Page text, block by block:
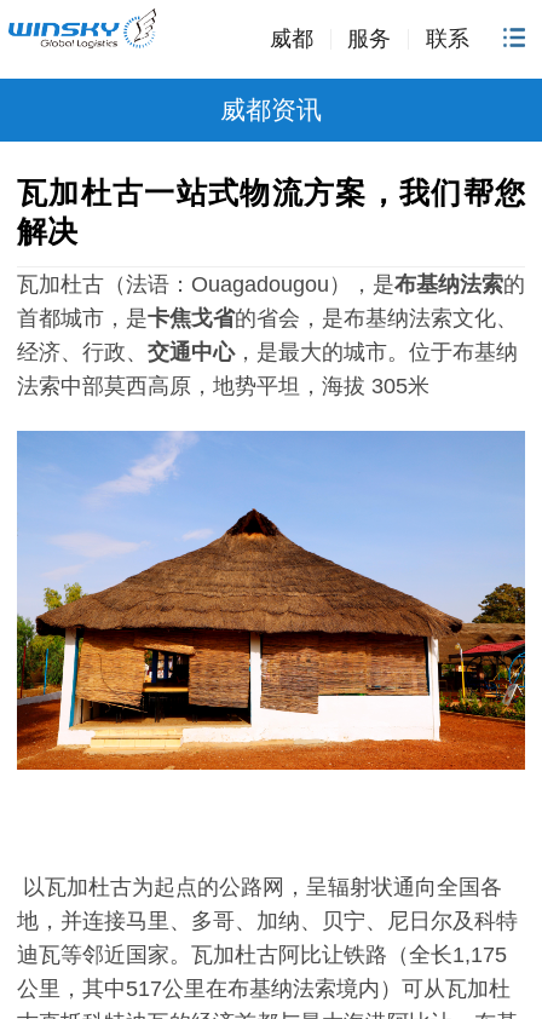
威都 服务 联系
威都资讯
瓦加杜古一站式物流方案，我们帮您
解决
瓦加杜古（法语： Ouagadougou ），是布基纳法索的
首都城市，是卡焦戈省的省会，是布基纳法索文化、
经济、行政、 交通中心，是最大的城市。位于布基纳
法索中部莫西高原，地势平坦，海拔 305米
以瓦加杜古为起点的公路网，呈辐射状通向全国各
地，并连接马里、多哥、加纳、贝宁、尼日尔及科特
迪瓦等邻近国家。瓦加杜古阿比让铁路（全长1,175
公里，其中517公里在布基纳法索境内）可从瓦加杜